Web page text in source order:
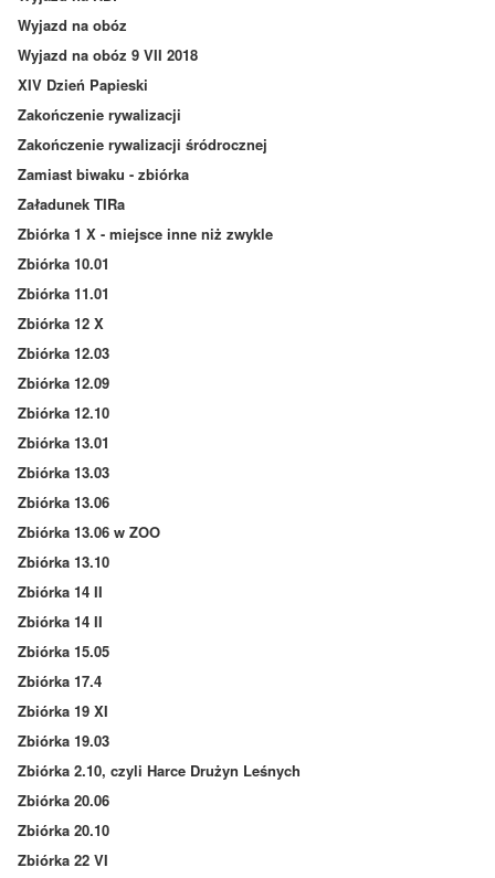
Wyjazd na obóz
Wyjazd na obóz 9 VII 2018
XIV Dzień Papieski
Zakończenie rywalizacji
Zakończenie rywalizacji śródrocznej
Zamiast biwaku - zbiórka
Załadunek TIRa
Zbiórka 1 X - miejsce inne niż zwykle
Zbiórka 10.01
Zbiórka 11.01
Zbiórka 12 X
Zbiórka 12.03
Zbiórka 12.09
Zbiórka 12.10
Zbiórka 13.01
Zbiórka 13.03
Zbiórka 13.06
Zbiórka 13.06 w ZOO
Zbiórka 13.10
Zbiórka 14 II
Zbiórka 14 II
Zbiórka 15.05
Zbiórka 17.4
Zbiórka 19 XI
Zbiórka 19.03
Zbiórka 2.10, czyli Harce Drużyn Leśnych
Zbiórka 20.06
Zbiórka 20.10
Zbiórka 22 VI